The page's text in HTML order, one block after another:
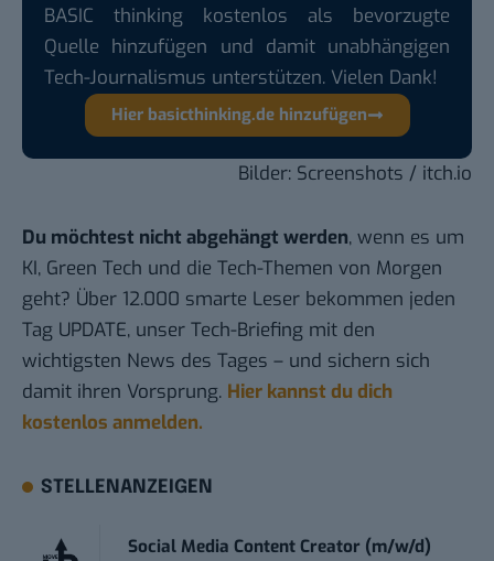
BASIC thinking kostenlos als bevorzugte
Quelle hinzufügen und damit unabhängigen
Tech-Journalismus unterstützen. Vielen Dank!
Hier basicthinking.de hinzufügen
Bilder: Screenshots / itch.io
Du möchtest nicht abgehängt werden, wenn es um
KI, Green Tech und die Tech-Themen von Morgen
geht? Über 12.000 smarte Leser bekommen jeden
Tag UPDATE, unser Tech-Briefing mit den
wichtigsten News des Tages – und sichern sich
damit ihren Vorsprung. Hier kannst du dich
kostenlos anmelden.
STELLENANZEIGEN
Social Media Content Creator (m/w/d)